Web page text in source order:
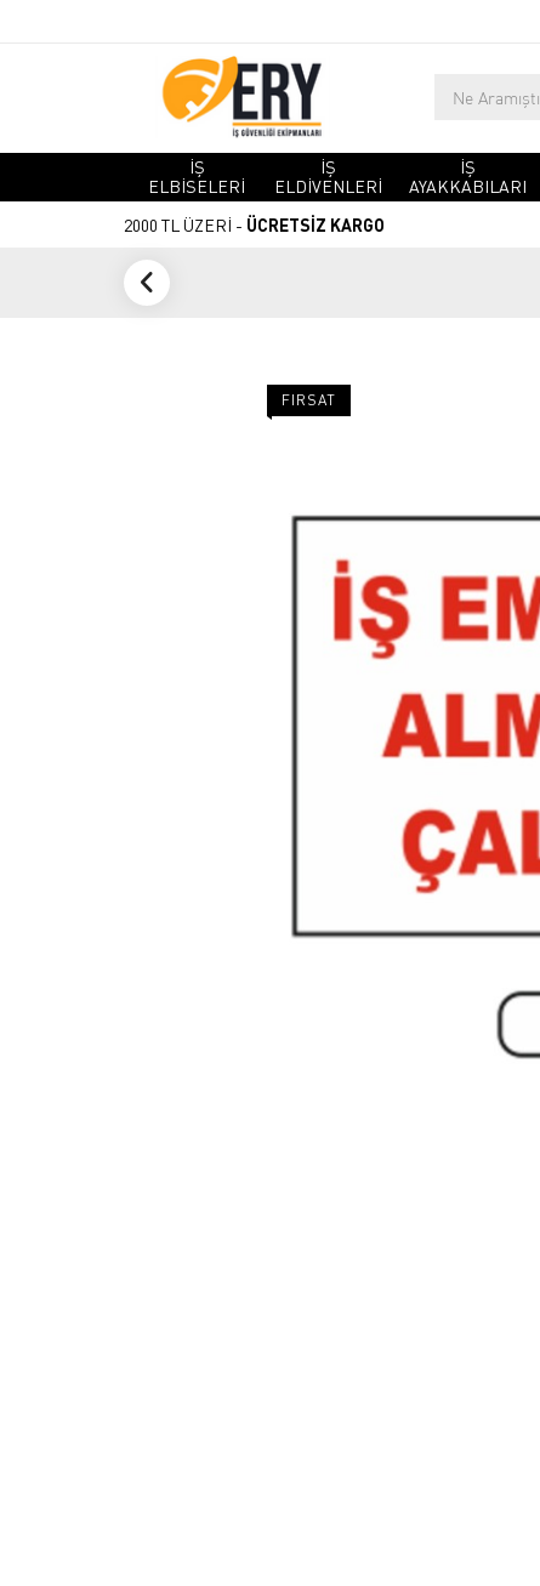
İŞ
ELBİSELERİ
İŞ
ELDİVENLERİ
İŞ
AYAKKABILARI
2000 TL ÜZERİ - ÜCRETSİZ KARGO
FIRSAT